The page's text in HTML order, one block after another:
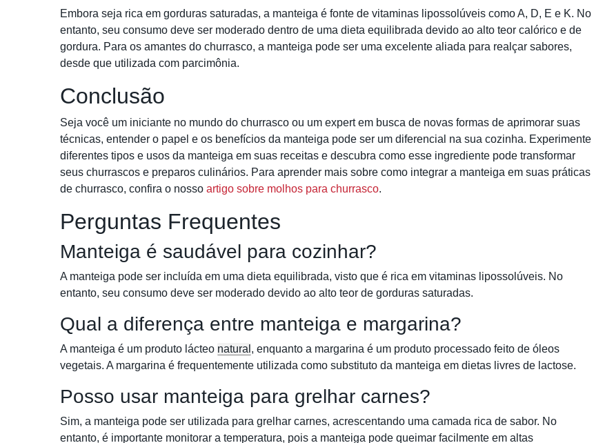
Embora seja rica em gorduras saturadas, a manteiga é fonte de vitaminas lipossolúveis como A, D, E e K. No
entanto, seu consumo deve ser moderado dentro de uma dieta equilibrada devido ao alto teor calórico e de
gordura. Para os amantes do churrasco, a manteiga pode ser uma excelente aliada para realçar sabores,
desde que utilizada com parcimônia.
Conclusão
Seja você um iniciante no mundo do churrasco ou um expert em busca de novas formas de aprimorar suas
técnicas, entender o papel e os benefícios da manteiga pode ser um diferencial na sua cozinha. Experimente
diferentes tipos e usos da manteiga em suas receitas e descubra como esse ingrediente pode transformar
seus churrascos e preparos culinários. Para aprender mais sobre como integrar a manteiga em suas práticas
de churrasco, confira o nosso artigo sobre molhos para churrasco.
Perguntas Frequentes
Manteiga é saudável para cozinhar?
A manteiga pode ser incluída em uma dieta equilibrada, visto que é rica em vitaminas lipossolúveis. No
entanto, seu consumo deve ser moderado devido ao alto teor de gorduras saturadas.
Qual a diferença entre manteiga e margarina?
A manteiga é um produto lácteo natural , enquanto a margarina é um produto processado feito de óleos
vegetais. A margarina é frequentemente utilizada como substituto da manteiga em dietas livres de lactose.
Posso usar manteiga para grelhar carnes?
Sim, a manteiga pode ser utilizada para grelhar carnes, acrescentando uma camada rica de sabor. No
entanto, é importante monitorar a temperatura, pois a manteiga pode queimar facilmente em altas